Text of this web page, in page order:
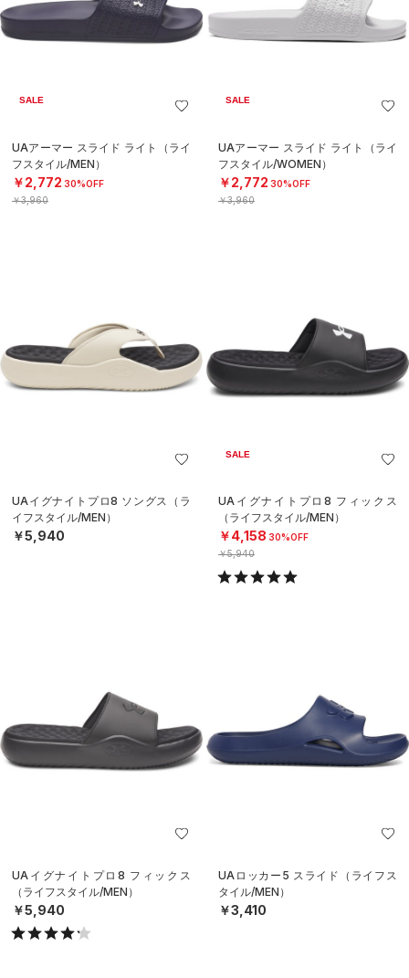
SALE
UAアーマー スライド ライト（ライ
フスタイル/MEN）
￥2,772 30%OFF
￥3,960
SALE
UAアーマー スライド ライト（ライ
フスタイル/WOMEN）
￥2,772 30%OFF
￥3,960
UAイグナイトプロ8 ソングス（ラ
イフスタイル/MEN）
￥5,940
SALE
UAイグナイトプロ8 フィックス
（ライフスタイル/MEN）
￥4,158 30%OFF
￥5,940
UAイグナイトプロ8 フィックス
（ライフスタイル/MEN）
￥5,940
UAロッカー5 スライド（ライフス
タイル/MEN）
￥3,410